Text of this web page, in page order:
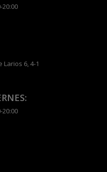
20:00
Larios 6, 4-1
20:00